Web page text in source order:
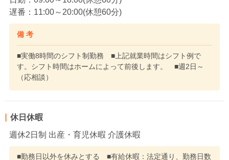
遅番：11:00～20:00(休憩60分)
備 考
■実働8時間のシフト制勤務 ■上記就業時間はシフト例で
す。シフト時間はホームによって前後します。 ■週2日～
（応相談）
休日休暇
週休2日制 出産・育児休暇 介護休暇
■勤務日以外を休みとする ■有給休暇：法定通り、勤務日数